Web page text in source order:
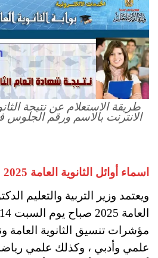
الانترنت بالاسم ورقم
اسماء أوائل الثانوية العامة 2025
ويعتمد وزير التربية والتعليم
مؤشرات تنسيق الثانوية
علمي وأدبي ، وكذلك علمي